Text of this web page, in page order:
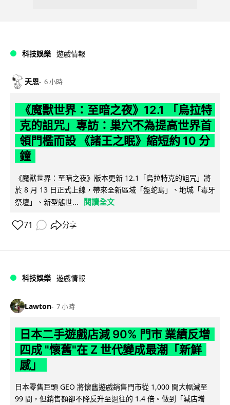
科技娛樂 遊戲情報
天恩 6 小時
《魔獸世界：至暗之夜》12.1 「烏拉特
克的詛咒」專訪：巢穴不為提高世界首
領門檻而設 《諸王之眠》縮短約 10 分
鐘
《魔獸世界：至暗之夜》版本更新 12.1「烏拉特克的詛咒」將
於 8 月 13 日正式上線，帶來全新區域「盤蛇島」、地城「毒牙
祭壇」、新型態世...
閱讀全文
71 分享
科技娛樂 遊戲情報
Lawton 7 小時
日本二手遊戲店減 90% 門市 業績反增
四成 "懷舊"在 Z 世代變成最潮「新鮮
感」
日本零售巨頭 GEO 將懷舊遊戲銷售門市從 1,000 間大幅減至
99 間，但銷售額卻不降反升至過往的 1.4 倍。做到「減店增